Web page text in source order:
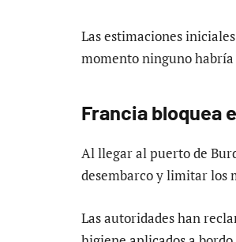
Las estimaciones
momento ninguno
Francia bloquea
Al llegar al puerto de
desembarco y limitar los
Las autoridades han